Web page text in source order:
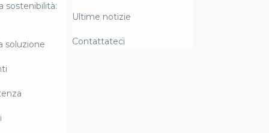
sostenibilità:
soluzione
Ultime notizie
Contattateci